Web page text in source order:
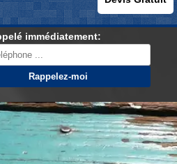
immédiatement: